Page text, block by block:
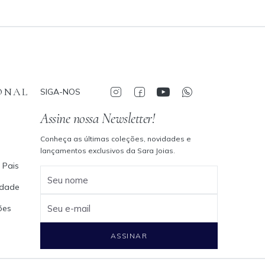
Assine nossa Newsletter!
Conheça as últimas coleções, novidades e
lançamentos exclusivos da Sara Joias.
Seu nome
Seu e-mail
ASSINAR
SIGA-NOS